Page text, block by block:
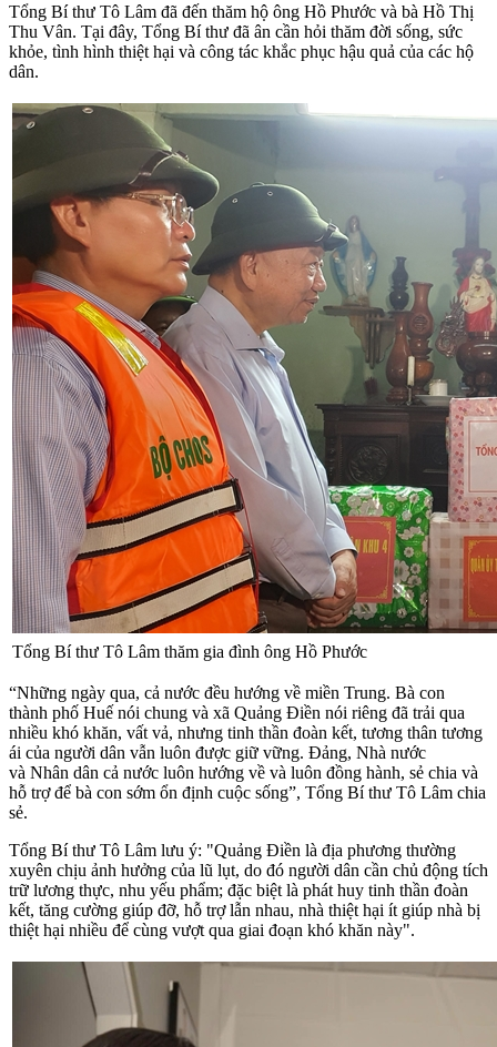
Tổng Bí thư Tô Lâm đã đến thăm hộ ông Hồ Phước và bà Hồ Thị
Thu Vân. Tại đây, Tổng Bí thư đã ân cần hỏi thăm đời sống, sức
khỏe, tình hình thiệt hại và công tác khắc phục hậu quả của các hộ
dân.
Tổng Bí thư Tô Lâm thăm gia đình ông Hồ Phước
“Những ngày qua, cả nước đều hướng về miền Trung. Bà con
thành phố Huế nói chung và xã Quảng Điền nói riêng đã trải qua
nhiều khó khăn, vất vả, nhưng tinh thần đoàn kết, tương thân tương
ái của người dân vẫn luôn được giữ vững. Đảng, Nhà nước
và Nhân dân cả nước luôn hướng về và luôn đồng hành, sẻ chia và
hỗ trợ để bà con sớm ổn định cuộc sống”, Tổng Bí thư Tô Lâm chia
sẻ.
Tổng Bí thư Tô Lâm lưu ý: "Quảng Điền là địa phương thường
xuyên chịu ảnh hưởng của lũ lụt, do đó người dân cần chủ động tích
trữ lương thực, nhu yếu phẩm; đặc biệt là phát huy tinh thần đoàn
kết, tăng cường giúp đỡ, hỗ trợ lẫn nhau, nhà thiệt hại ít giúp nhà bị
thiệt hại nhiều để cùng vượt qua giai đoạn khó khăn này".